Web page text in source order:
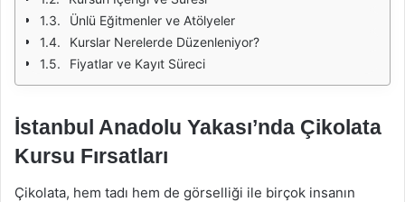
Ünlü Eğitmenler ve Atölyeler
Kurslar Nerelerde Düzenleniyor?
Fiyatlar ve Kayıt Süreci
İstanbul Anadolu Yakası’nda Çikolata
Kursu Fırsatları
Çikolata, hem tadı hem de görselliği ile birçok insanın